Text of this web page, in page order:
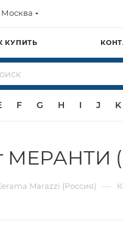
Москва
КУПИТЬ
F G H I J K
МЕРАНТИ
Marazzi (Россия) —